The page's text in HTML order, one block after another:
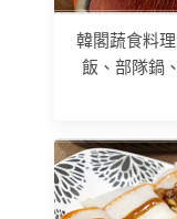
韓閣蔬食料
飯、部隊鍋